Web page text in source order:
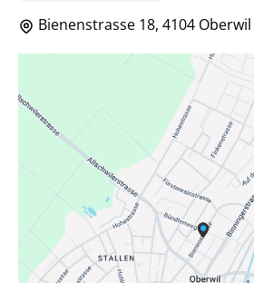
Bienenstrasse 18, 4104 Oberwil